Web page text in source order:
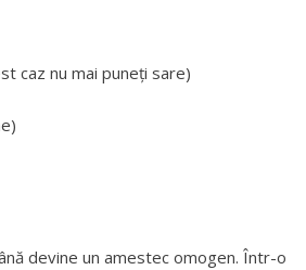
caz nu mai puneți sare)
devine un amestec omogen. Într-o